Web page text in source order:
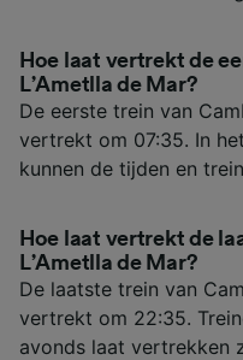
Hoe laat vertrekt de
L’Ametlla de Mar?
De eerste trein van
vertrekt om 07:35. In
kunnen de tijden en
Hoe laat vertrekt de
L’Ametlla de Mar?
De laatste trein van
vertrekt om 22:35.
avonds laat vertrekken